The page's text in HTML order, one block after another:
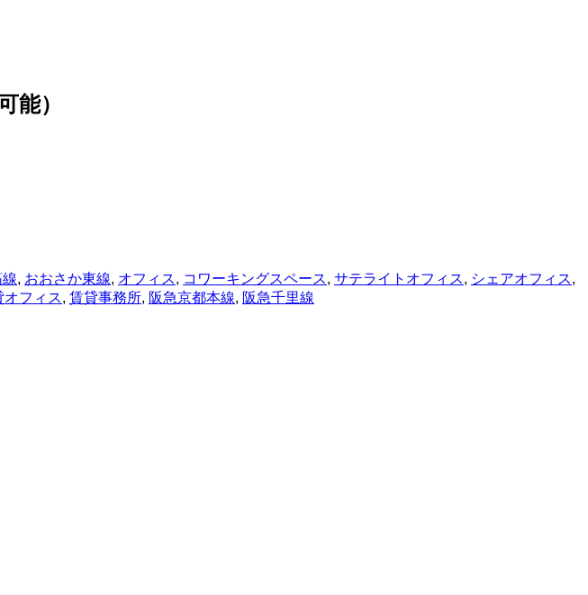
能）
, おおさか東線, オフィス, コワーキングスペース, サテライトオフィス, シェアオフィス,
オフィス, 賃貸事務所, 阪急京都本線, 阪急千里線